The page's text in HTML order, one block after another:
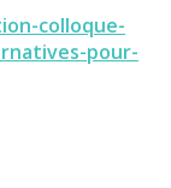
colloque-
pour-